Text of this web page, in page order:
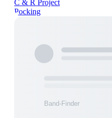
C & R Project
Pocking